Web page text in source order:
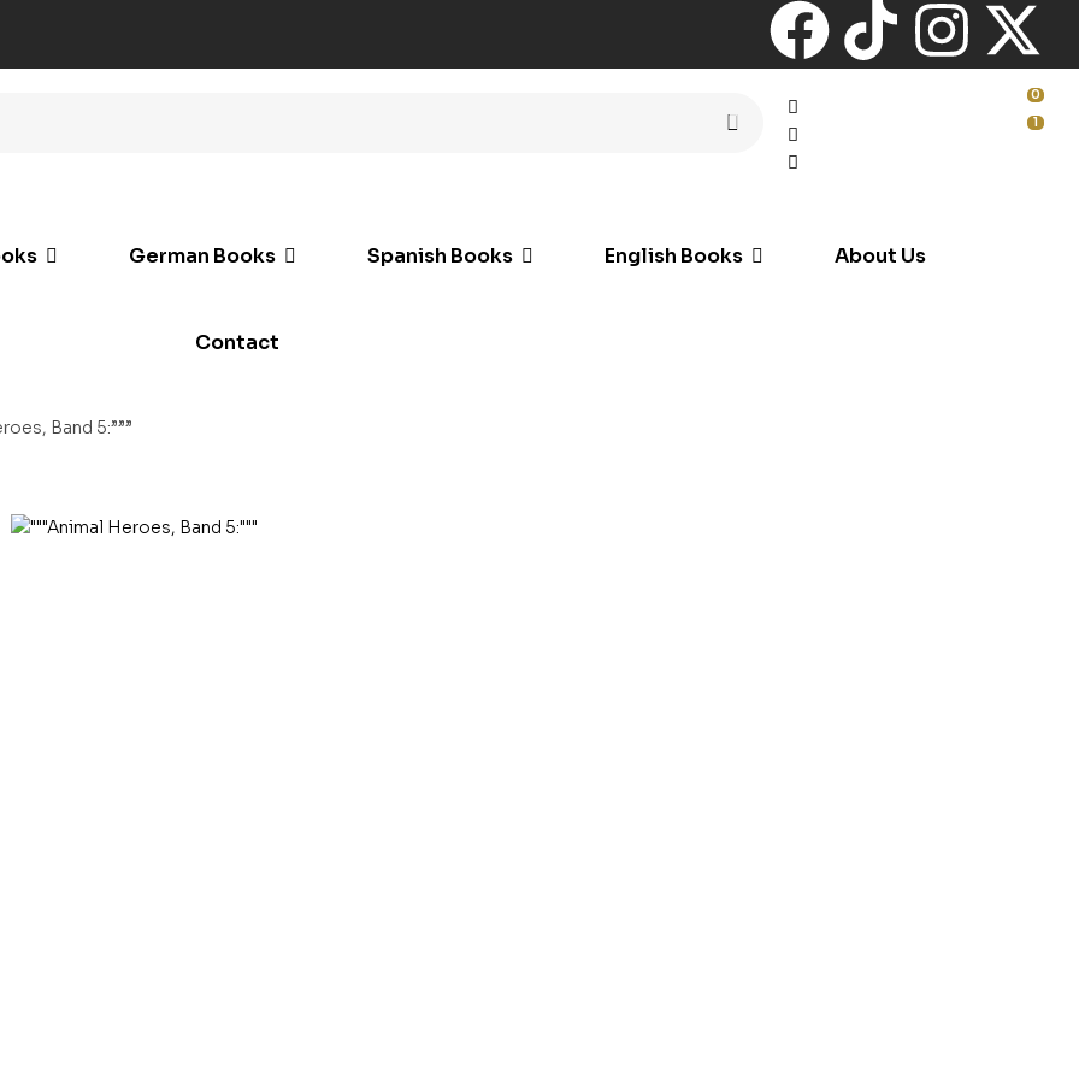
1
0
German Books Spanish Books English Books About Us
Contact
Band 5:”””